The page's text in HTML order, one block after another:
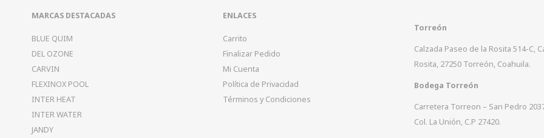
MARCAS DESTACADAS
BLUE QUIM
DEL OZONE
CARVIN
FLEXINOX POOL
INTER HEAT
INTER WATER
JANDY
ENLACES
Carrito
Finalizar Pedido
Mi Cuenta
Política de Privacidad
Términos y Condiciones
Torreón
Calzada Paseo de la Rosita 514-C,
Rosita, 27250 Torreón, Coahuila.
Bodega Torreón
Carretera Torreon – San Pedro
Col. La Unión, C.P 27420.